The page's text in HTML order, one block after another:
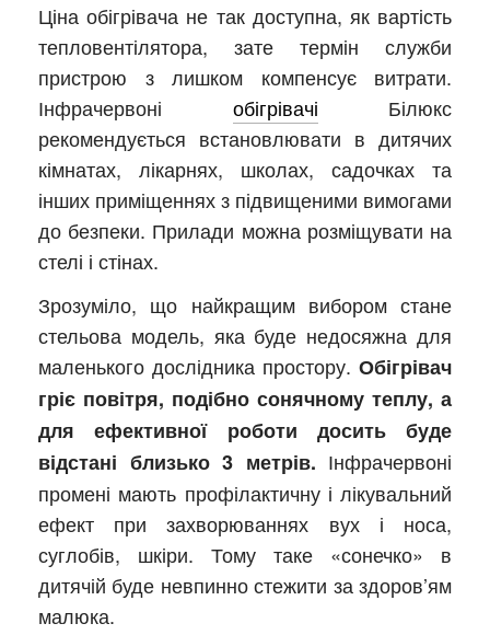
Ціна обігрівача не так доступна, як вартість
тепловентілятора, зате термін служби
пристрою з лишком компенсує витрати.
Інфрачервоні обігрівачі Білюкс
рекомендується встановлювати в дитячих
кімнатах, лікарнях, школах, садочках та
інших приміщеннях з підвищеними вимогами
до безпеки. Прилади можна розміщувати на
стелі і стінах.
Зрозуміло, що найкращим вибором стане
стельова модель, яка буде недосяжна для
маленького дослідника простору. Обігрівач
гріє повітря, подібно сонячному теплу, а
для ефективної роботи досить буде
відстані близько 3 метрів. Інфрачервоні
промені мають профілактичну і лікувальний
ефект при захворюваннях вух і носа,
суглобів, шкіри. Тому таке «сонечко» в
дитячій буде невпинно стежити за здоров’ям
малюка.